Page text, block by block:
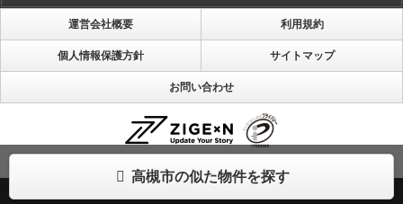
高槻市の似た物件を探す
運営会社概要 利用規約
個人情報保護方針 サイトマップ
お問い合わせ